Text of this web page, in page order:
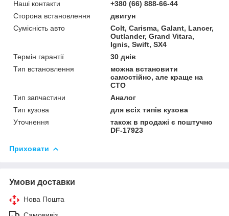
Наші контакти
+380 (66) 888-66-44
Сторона встановлення
двигун
Сумісність авто
Colt, Carisma, Galant, Lancer,
Outlander, Grand Vitara,
Ignis, Swift, SX4
Термін гарантії
30 днів
Тип встановлення
можна встановити
самостійно, але краще на
СТО
Тип запчастини
Аналог
Тип кузова
для всіх типів кузова
Уточнення
також в продажі є поштучно
DF-17923
Приховати
Умови доставки
Нова Пошта